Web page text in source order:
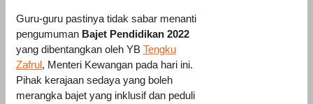
Guru-guru pastinya tidak sabar menanti
pengumuman Bajet Pendidikan 2022
yang dibentangkan oleh YB Tengku
Zafrul, Menteri Kewangan pada hari ini.
Pihak kerajaan sedaya yang boleh
merangka bajet yang inklusif dan peduli